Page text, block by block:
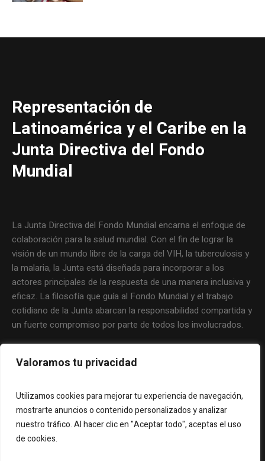
Valoramos tu privacidad
Utilizamos cookies para mejorar tu experiencia de navegación,
mostrarte anuncios o contenido personalizados y analizar
nuestro tráfico. Al hacer clic en "Aceptar todo", aceptas el uso
de cookies.
Representación de
Latinoamérica y el Caribe en la
Junta Directiva del Fondo
Mundial
La Junta Directiva del Fondo Mundial encarna el enfoque de
colaboración para la salud mundial. Con el fin de lograr la
visión de un mundo libre de la carga del VIH, la tuberculosis y
la malaria, la Junta está diseñada para incorporar a los
actores principales de la respuesta de una manera inclusiva y
eficaz. La filosofía que guía al Fondo Mundial y el trabajo
cotidiano de la Junta abarcan la responsabilidad compartida y
un fuerte compromiso por parte de todos los involucrados.